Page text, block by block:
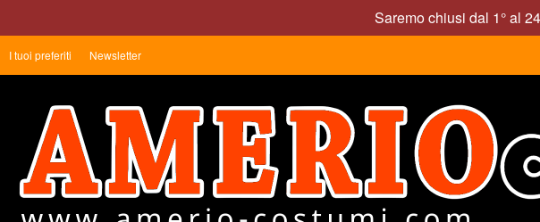
Saremo chiusi dal 1° al
I tuoi preferiti Newsletter